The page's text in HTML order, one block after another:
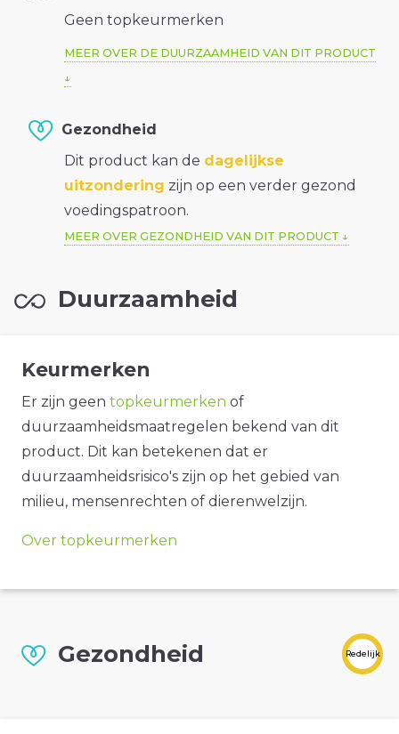
Geen topkeurmerken
MEER OVER DE DUURZAAMHEID VAN DIT PRODUCT
Gezondheid
Dit product kan de dagelijkse
uitzondering zijn op een verder gezond
voedingspatroon.
MEER OVER GEZONDHEID VAN DIT PRODUCT
Duurzaamheid
Keurmerken
Er zijn geen topkeurmerken of
duurzaamheidsmaatregelen bekend van dit
product. Dit kan betekenen dat er
duurzaamheidsrisico's zijn op het gebied van
milieu, mensenrechten of dierenwelzijn.
Over topkeurmerken
Gezondheid Redelijk